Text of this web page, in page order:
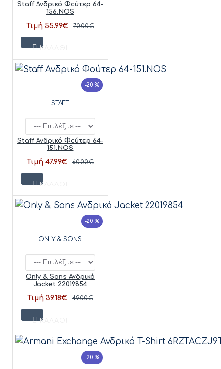
Staff Ανδρικό Φούτερ 64-
156.NOS
Τιμή 55.99€ 70.00€
ΚΑΛΆΘΙ
-20 %
STAFF
Staff Ανδρικό Φούτερ 64-
151.NOS
Τιμή 47.99€ 60.00€
ΚΑΛΆΘΙ
-20 %
ONLY & SONS
Only & Sons Ανδρικό
Jacket 22019854
Τιμή 39.18€ 49.00€
ΚΑΛΆΘΙ
-20 %